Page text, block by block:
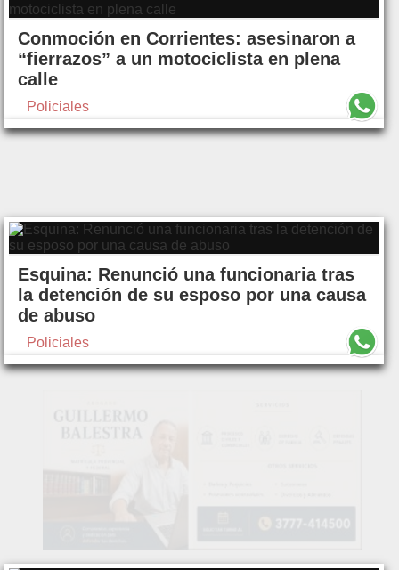
Conmoción en Corrientes: asesinaron a
“fierrazos” a un motociclista en plena
calle
Policiales
Esquina: Renunció una funcionaria tras
la detención de su esposo por una causa
de abuso
Policiales